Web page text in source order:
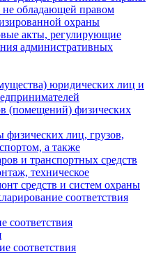
не обладающей правом
охраны
акты, регулирующие
административных
юридических лиц и
(помещений) физических
физических лиц, грузов,
а также
и транспортных средств
техническое
средств и систем охраны
соответствия
соответствия
соответствия